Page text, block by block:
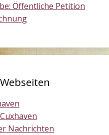
Öffentliche Petition
Nachrichten